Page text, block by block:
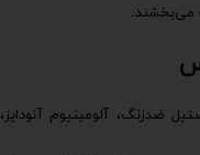
می‌بخشند.
ضدزنگ، آلومینیوم آنودایز،